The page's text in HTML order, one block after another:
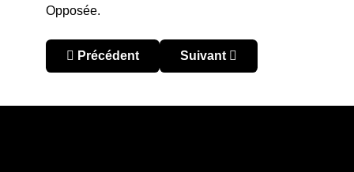
Opposée.
Article précédent : Cacamiseta 2025 : place au
Précédent Article suivant : 15 ans !
Suivant